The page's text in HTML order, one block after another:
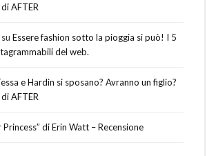
AFTER
su Essere fashion sotto la pioggia si può! I 5
del web.
e Hardin si sposano? Avranno un figlio?
AFTER
Princess” di Erin Watt – Recensione